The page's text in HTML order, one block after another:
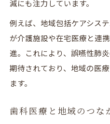
減にも注力しています。
例えば、地域包括ケアシス
が介護施設や在宅医療と連
進。これにより、誤嚥性肺
期待されており、地域の医
ます。
歯科医療と地域のつな